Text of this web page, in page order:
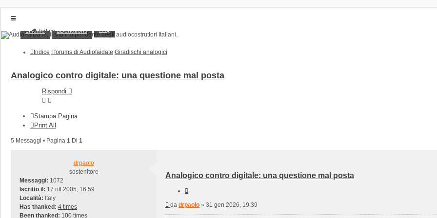
Indice
Home
FAQ
Home
Iscriviti
Home Donations
Indice I forums di Audiofaidate Giradischi analogici
Analogico contro digitale: una questione mal posta
Rispondi
Stampa Pagina
Print All
5 Messaggi • Pagina 1 Di 1
drpaolo
sostenitore
Messaggi: 1072
Iscritto il: 17 ott 2005, 16:59
Località: Italy
Has thanked: 4 times
Been thanked: 100 times
Analogico contro digitale: una questione mal posta
Messaggio
da drpaolo » 31 gen 2026, 19:39